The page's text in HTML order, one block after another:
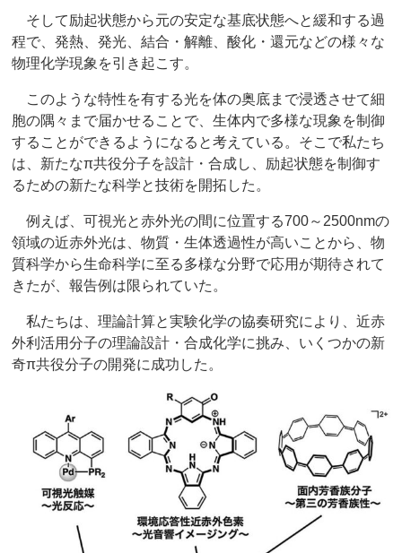
そして励起状態から元の安定な基底状態へと緩和する過
程で、発熱、発光、結合・解離、酸化・還元などの様々な
物理化学現象を引き起こす。
このような特性を有する光を体の奥底まで浸透させて細
胞の隅々まで届かせることで、生体内で多様な現象を制御
することができるようになると考えている。そこで私たち
は、新たなπ共役分子を設計・合成し、励起状態を制御す
るための新たな科学と技術を開拓した。
例えば、可視光と赤外光の間に位置する700～2500nmの
領域の近赤外光は、物質・生体透過性が高いことから、物
質科学から生命科学に至る多様な分野で応用が期待されて
きたが、報告例は限られていた。
私たちは、理論計算と実験化学の協奏研究により、近赤
外利活用分子の理論設計・合成化学に挑み、いくつかの新
奇π共役分子の開発に成功した。